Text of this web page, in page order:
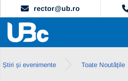
rector@ub.ro
Știri și evenimente Toate Noutățile